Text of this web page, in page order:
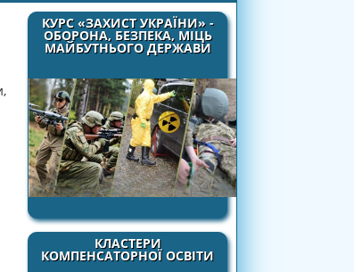
КУРС «ЗАХИСТ УКРАЇНИ» -
ОБОРОНА, БЕЗПЕКА, МІЦЬ
МАЙБУТНЬОГО ДЕРЖАВИ
КЛАСТЕРИ
КОМПЕНСАТОРНОЇ ОСВІТИ